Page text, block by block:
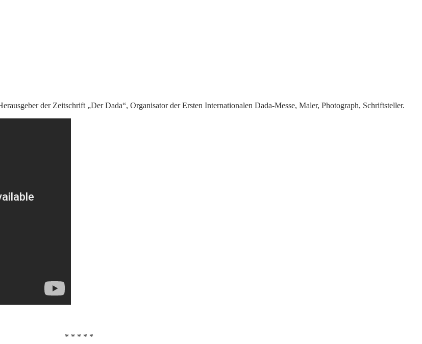
der Zeitschrift „Der Dada“, Organisator der Ersten Internationalen Dada-Messe, Maler, Photograph, Schriftsteller.
* * * * *